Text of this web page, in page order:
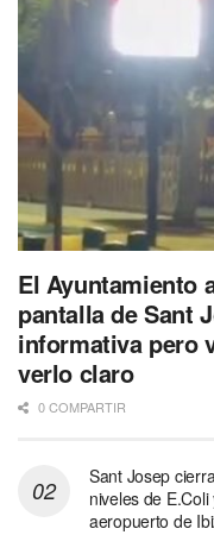
El Ayuntamiento
pantalla de Sant
informativa pero
verlo claro
0 COMPARTIR
Sant Josep
niveles de
aeropuerto de